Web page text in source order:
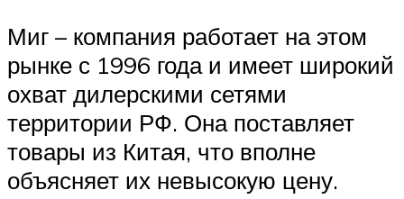
Миг – компания работает на этом
рынке с 1996 года и имеет широкий
охват дилерскими сетями
территории РФ. Она поставляет
товары из Китая, что вполне
объясняет их невысокую цену.